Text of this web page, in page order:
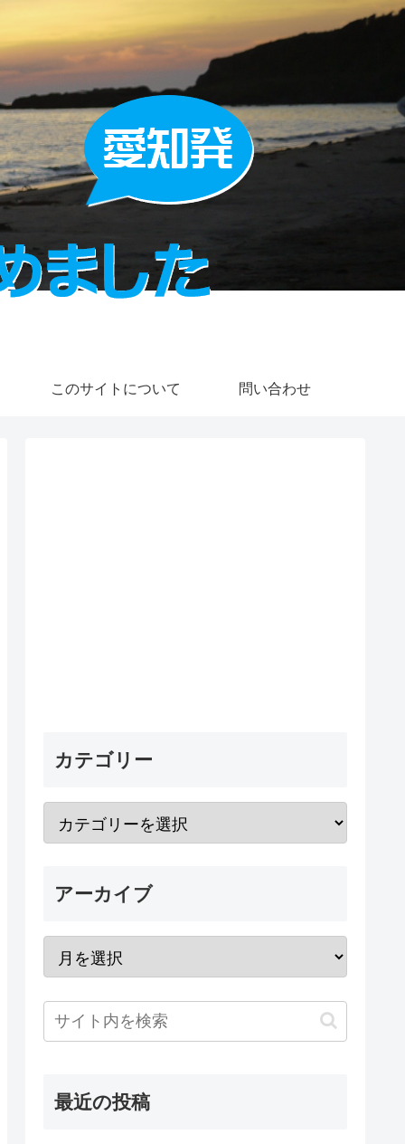
このサイトについて 問い合わせ
カテゴリー
アーカイブ
最近の投稿